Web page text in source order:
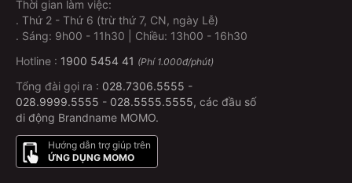
Thời gian làm việc:
. Thứ 2 - Thứ 6 (trừ thứ 7, CN, ngày Lễ)
. Sáng: 9h00 - 11h30 | Chiều: 13h00 - 16h30
Hotline : 1900 5454 41 (Phí 1.000đ/phút)
Tổng đài gọi ra : 028.7306.5555 -
028.9999.5555 - 028.5555.5555, các đầu số
di động Brandname MOMO.
Hướng dẫn trợ giúp trên
ỨNG DỤNG MOMO